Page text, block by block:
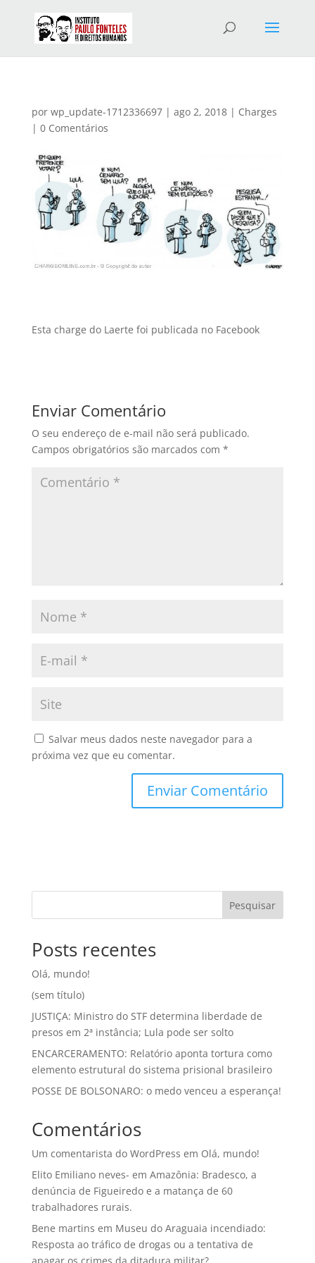
por wp_update-1712336697| ago 2, 2018| Charges
| 0 Comentários
Esta charge do Laerte foi publicada no Facebook
Enviar Comentário
O seu endereço de e-mail não será publicado.
Campos obrigatórios são marcados com *
Salvar meus dados neste navegador para a
próxima vez que eu comentar.
Pesquisar
Posts recentes
Olá, mundo!
(sem título)
JUSTIÇA: Ministro do STF determina liberdade de
presos em 2ª instância; Lula pode ser solto
ENCARCERAMENTO: Relatório aponta tortura como
elemento estrutural do sistema prisional brasileiro
POSSE DE BOLSONARO: o medo venceu a esperança!
Comentários
Um comentarista do WordPress em Olá, mundo!
Elito Emiliano neves- em Amazônia: Bradesco, a
denúncia de Figueiredo e a matança de 60
trabalhadores rurais.
Bene martins em Museu do Araguaia incendiado:
Resposta ao tráfico de drogas ou a tentativa de